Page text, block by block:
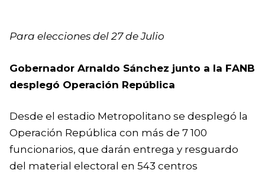
Para elecciones del 27 de Julio
Gobernador Arnaldo Sánchez junto a la FANB
desplegó Operación República
Desde el estadio Metropolitano se desplegó la
Operación República con más de 7 100
funcionarios, que darán entrega y resguardo
del material electoral en 543 centros